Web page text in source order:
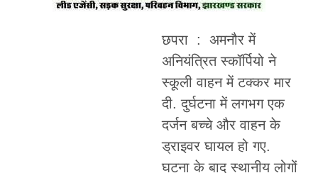
छपरा : अमनौर में
अनियंत्रित स्कॉर्पियो ने
स्कूली वाहन में टक्कर मार
दी. दुर्घटना में लगभग एक
दर्जन बच्चे और वाहन के
ड्राइवर घायल हो गए.
घटना के बाद स्थानीय लोगों